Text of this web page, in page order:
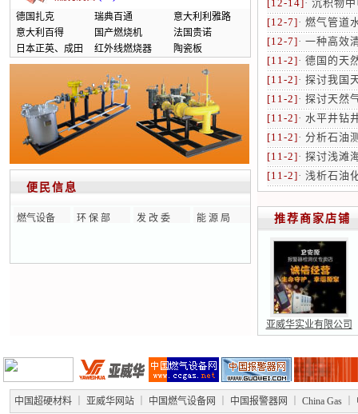
德国扎克 瑞典百通
意大利利雅路
意大利百得
国产燃烧机
法国贵诺
日本正英、成田
红外线燃烧器 陶瓷板
便民信息
燃气设备 环 保 部 发 改 委 能 源 局
[12-14]· 沉积物
[12-7]· 燃气管道
[12-7]· 一种高效
[11-2]· 德国的天
[11-2]· 探讨我国
[11-2]· 探讨天然
[11-2]· 水平井钻
[11-2]· 分析石油
[11-2]· 探讨浅滩
[11-2]· 浅析石油
推荐商家店铺
亚威华实业有限公司
中国超硬材料 亚威华网站 中国燃气设备网 中国报警器网 China Gas